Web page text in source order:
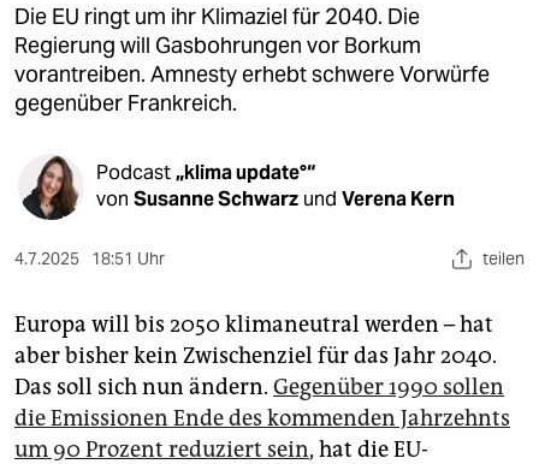
genossenschaft
epaper login
Die EU ringt um ihr Klimaziel für 2040. Die
Regierung will Gasbohrungen vor Borkum
vorantreiben. Amnesty erhebt schwere Vorwürfe
gegenüber Frankreich.
Podcast„klima update°“
von Susanne Schwarz und Verena Kern
4.7.2025 18:51 Uhr teilen
Europa will bis 2050 klimaneutral werden – hat
aber bisher kein Zwischenziel für das Jahr 2040.
Das soll sich nun ändern. Gegenüber 1990 sollen
die Emissionen Ende des kommenden Jahrzehnts
um 90 Prozent reduziert sein, hat die EU-